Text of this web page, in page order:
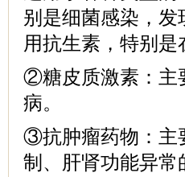
别是细菌感染，
用抗生素，特别
②糖皮质激素：主
病。
③抗肿瘤药物：主
制、肝肾功能异常